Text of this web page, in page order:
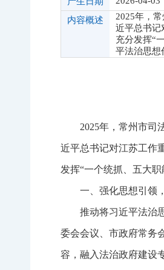
内容概述
2025年，
近平总书记
充分发挥“
平法治思想
2025年，常州市司
近平总书记对江苏工作
发挥“一个统抓、五大
一、强化思想引领
推动将习近平法治
委会会议、市政府常务
容，融入法治政府建设